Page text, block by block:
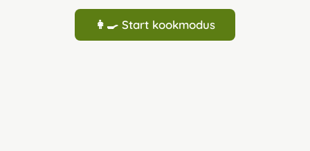
👩‍🍳 Start kookmodus